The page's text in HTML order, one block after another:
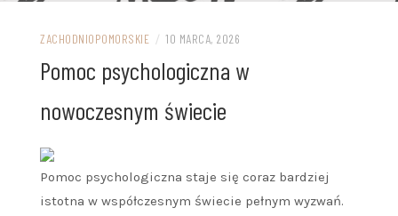
ZACHODNIOPOMORSKIE / 10 MARCA, 2026
Pomoc psychologiczna w
nowoczesnym świecie
Pomoc psychologiczna staje się coraz bardziej
istotna w współczesnym świecie pełnym wyzwań.